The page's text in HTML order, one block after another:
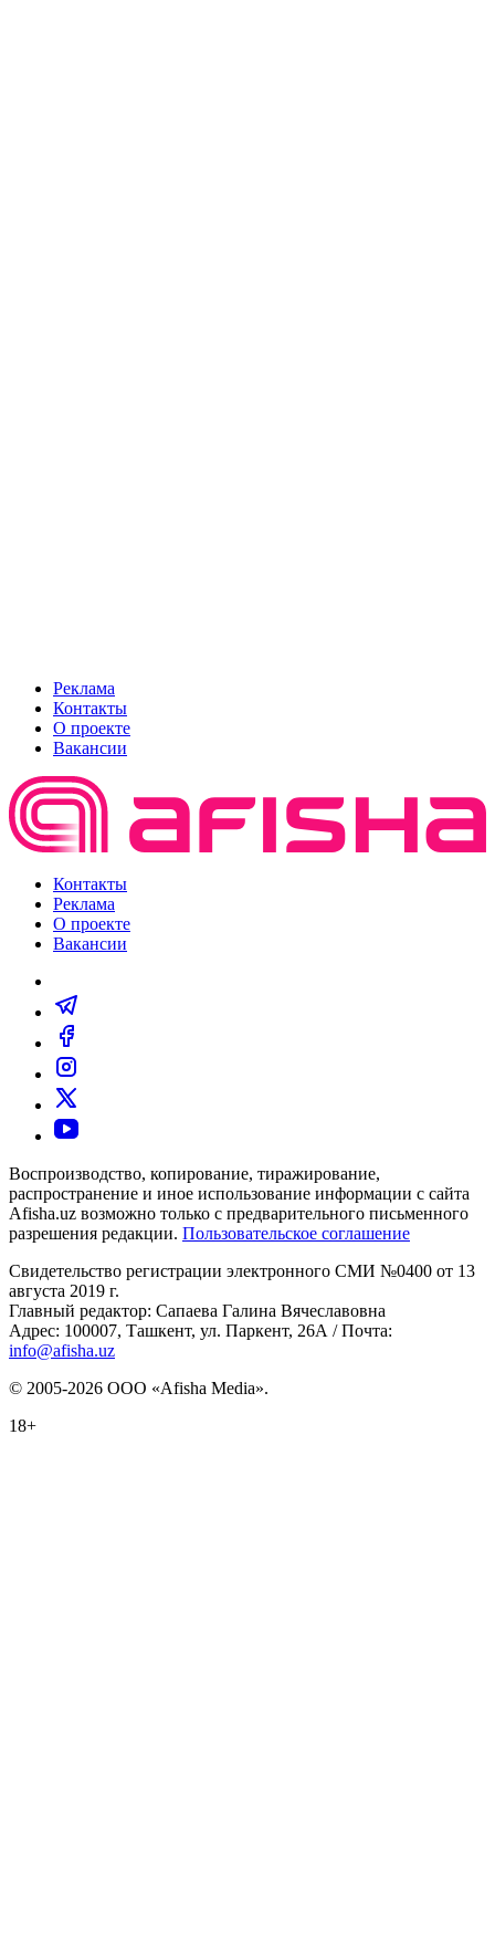
Реклама
Контакты
О проекте
Вакансии
Контакты
Реклама
О проекте
Вакансии
Воспроизводство, копирование, тиражирование,
распространение и иное использование информации с сайта
Afisha.uz возможно только с предварительного письменного
разрешения редакции. Пользовательское соглашение
Свидетельство регистрации электронного СМИ №0400 от 13
августа 2019 г.
Главный редактор: Сапаева Галина Вячеславовна
Адрес: 100007, Ташкент, ул. Паркент, 26А / Почта:
info@afisha.uz
© 2005-2026 ООО «Afisha Media».
18+